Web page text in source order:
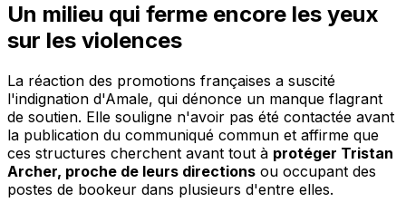
Un milieu qui ferme encore les yeux
sur les violences
La réaction des promotions françaises a suscité
l'indignation d'Amale, qui dénonce un manque flagrant
de soutien. Elle souligne n'avoir pas été contactée avant
la publication du communiqué commun et affirme que
ces structures cherchent avant tout à protéger Tristan
Archer, proche de leurs directions ou occupant des
postes de bookeur dans plusieurs d'entre elles.